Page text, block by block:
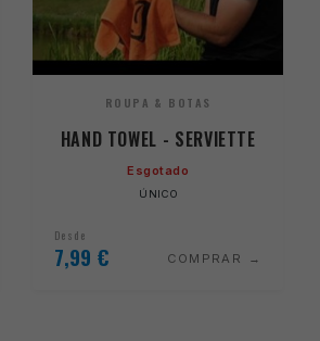
ROUPA & BOTAS
HAND TOWEL - SERVIETTE
Esgotado
ÚNICO
Desde
7,99 € COMPRAR